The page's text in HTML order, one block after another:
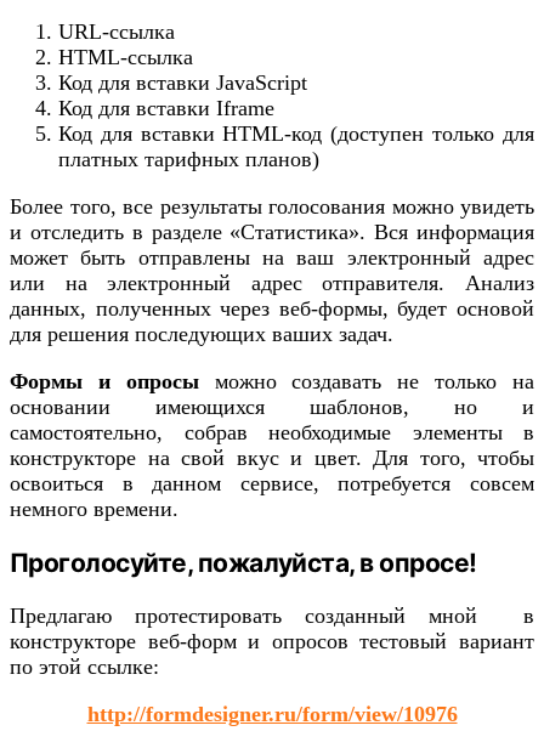
URL-ссылка
HTML-ссылка
Код для вставки JavaScript
Код для вставки Iframe
Код для вставки HTML-код (доступен только для
платных тарифных планов)
Более того, все результаты голосования можно увидеть
и отследить в разделе «Статистика». Вся информация
может быть отправлены на ваш электронный адрес
или на электронный адрес отправителя. Анализ
данных, полученных через веб-формы, будет основой
для решения последующих ваших задач.
Формы и опросыможно создавать не только на
основании имеющихся шаблонов, но и
самостоятельно, собрав необходимые элементы в
конструкторе на свой вкус и цвет. Для того, чтобы
освоиться в данном сервисе, потребуется совсем
немного времени.
Проголосуйте, пожалуйста, в опросе!
Предлагаю протестировать созданный мной в
конструкторе веб-форм и опросов тестовый вариант
по этой ссылке:
http://formdesigner.ru/form/view/10976